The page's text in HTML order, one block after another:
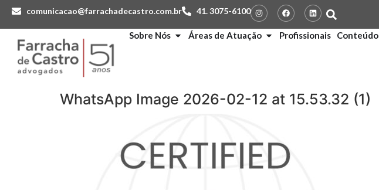
comunicacao@farrachadecastro.com.br 41. 3075-6100
Sobre Nós Áreas de Atuação Profissionais Conteúdo
WhatsApp Image 2026-02-12 at 15.53.32 (1)